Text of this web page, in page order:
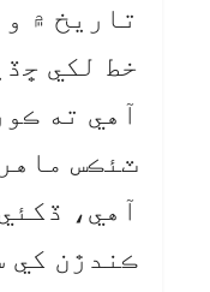
تاريخ ۾
خط لکي
آهي ته
ٽئڪس
آهي،
ڪندڙن کي